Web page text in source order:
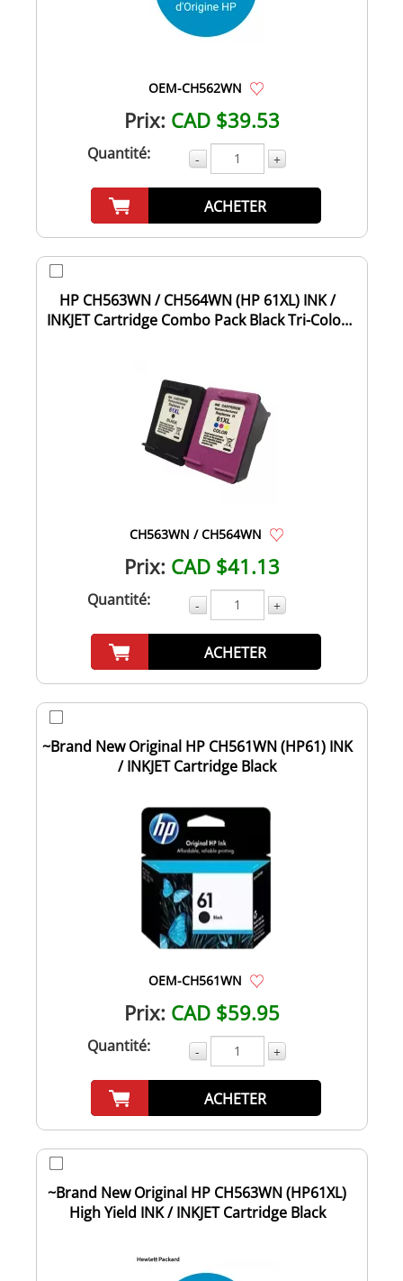
OEM-CH562WN
Prix: CAD $39.53
Quantité: - +
ACHETER
HP CH563WN / CH564WN (HP 61XL) INK /
INKJET Cartridge Combo Pack Black Tri-Color
CH563WN / CH564WN
Prix: CAD $41.13
Quantité: - +
ACHETER
~Brand New Original HP CH561WN (HP61) INK
/ INKJET Cartridge Black
OEM-CH561WN
Prix: CAD $59.95
Quantité: - +
ACHETER
~Brand New Original HP CH563WN (HP61XL)
High Yield INK / INKJET Cartridge Black